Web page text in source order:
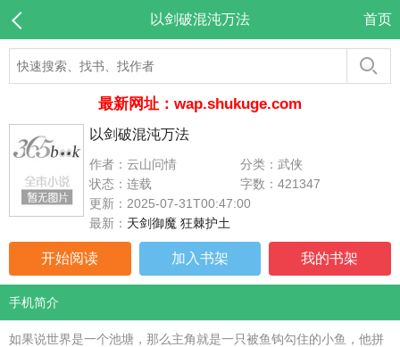
以剑破混沌万法 首页
最新网址：wap.shukuge.com
以剑破混沌万法
作者：云山问情
分类：武侠
状态：连载
字数：421347
更新：2025-07-31T00:47:00
最新： 天剑御魔 狂棘护土
开始阅读 加入书架 我的书架
手机简介
如果说世界是一个池塘，那么主角就是一只被鱼钩勾住的小鱼，他拼